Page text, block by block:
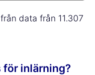
data från 11.307
för inlärning?